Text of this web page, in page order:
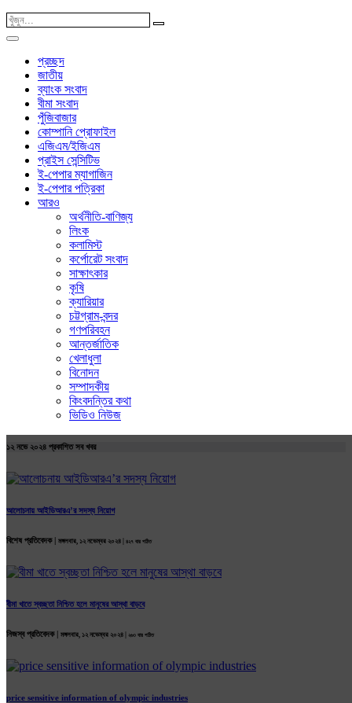
প্রচ্ছদ
জাতীয়
ব্যাংক সংবাদ
বীমা সংবাদ
পুঁজিবাজার
কোম্পানি প্রোফাইল
এজিএম/ইজিএম
প্রাইস সেন্সিটিভ
ই-পেপার ম্যাগাজিন
ই-পেপার পত্রিকা
আরও
অর্থনীতি-বাণিজ্য
লিংক
কলামিস্ট
কর্পোরেট সংবাদ
সাক্ষাৎকার
কৃষি
ক্যারিয়ার
চট্টগ্রাম-বন্দর
গণপরিবহন
আন্তর্জাতিক
খেলাধুলা
বিনোদন
সম্পাদকীয়
কিংবদন্তির কথা
ভিডিও নিউজ
১২ নভে ২০২৪ প্রকাশিত সব খবর
আলোচনায় আইডিআরএ’র সদস্য নিয়োগ
বিশেষ প্রতিবেদক | মঙ্গলবার, ১২ নভেম্বর ২০২৪ | ৪২৭ বার পঠিত
বীমা খাতে স্বচ্ছতা নিশ্চিত হলে মানুষের আস্থা বাড়বে
নিজস্ব প্রতিবেদক | মঙ্গলবার, ১২ নভেম্বর ২০২৪ | ২৬৩ বার পঠিত
price sensitive information of olympic industries